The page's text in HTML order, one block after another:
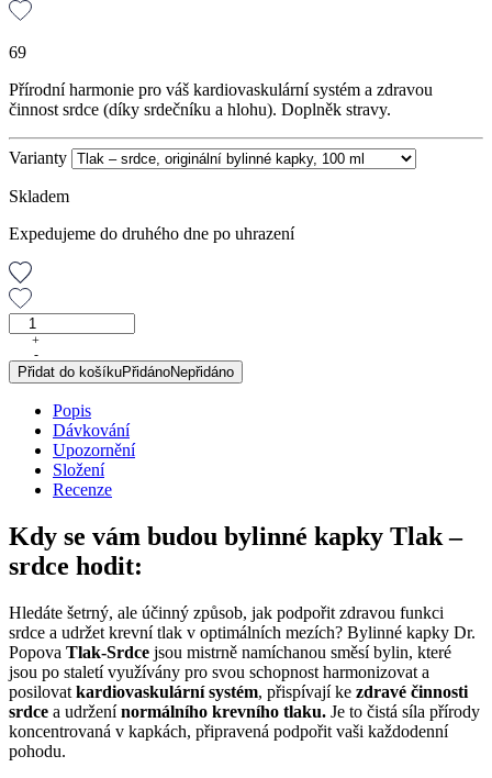
69
Přírodní harmonie pro váš kardiovaskulární systém a zdravou
činnost srdce (díky srdečníku a hlohu). Doplněk stravy.
Varianty
Skladem
Expedujeme do druhého dne po uhrazení
Tlak
srdce,
originální
bylinné
kapky,
množství
+
-
Přidat do košíkuPřidánoNepřidáno
Popis
Dávkování
Upozornění
Složení
Recenze
Kdy se vám budou bylinné kapky Tlak –
srdce hodit:
Hledáte šetrný, ale účinný způsob, jak podpořit zdravou funkci
srdce a udržet krevní tlak v optimálních mezích? Bylinné kapky Dr.
Popova Tlak-Srdce jsou mistrně namíchanou směsí bylin, které
jsou po staletí využívány pro svou schopnost harmonizovat a
posilovat kardiovaskulární systém, přispívají ke zdravé činnosti
srdce a udrženínormálního krevního tlaku. Je to čistá síla přírody
koncentrovaná v kapkách, připravená podpořit vaši každodenní
pohodu.